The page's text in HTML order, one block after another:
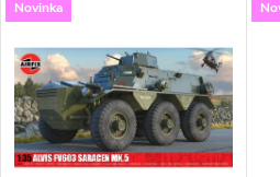
k
t
ů
k
t
ů
model od firmy ICM v měřítku
do sbírky...
Novinka